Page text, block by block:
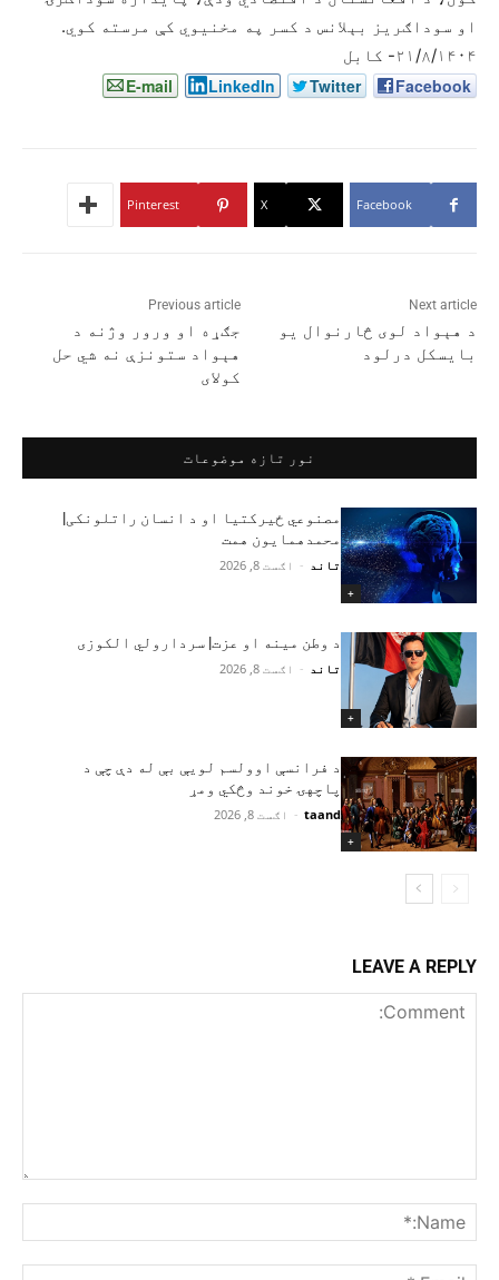
او سوداګریز بېلانس د کسر په مخنیوي کې مرسته کوي.
۲۱/۸/۱۴۰۴- کابل
Facebook
Twitter
LinkedIn
E-mail
Facebook
X
Pinterest
Previous article
جګړه او ورور وژنه د
هېواد ستونزې نه شي حل
کولای
Next article
د هېواد لوی څارنوال یو
بایسکل درلود
نور تازه موضوعات
+
مصنوعي ځیرکتیا او د انسان راتلونکی|
محمدهمایون همت
تاند - اګست 8, 2026
+
د وطن مینه او عزت| سردارولي الکوزی
تاند - اګست 8, 2026
+
د فرانسې اوولسم لویې بې له دې چې د
پاچهۍ خوند وڅکي ومړ
taand
- اګست 8, 2026
LEAVE A REPLY